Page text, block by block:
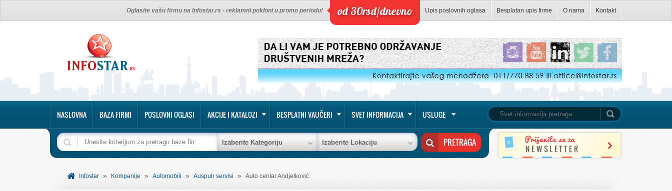
Upis poslovnih oglasa Besplatan upis firme O nama Kontakt
od 30rsd/dnevno
Oglasite vašu firmu na Infostar.rs - reklamni pokloni u promo periodu!
NASLOVNA BAZA FIRMI POSLOVNI OGLASI AKCIJE I KATALOZI BESPLATNI VAUČERI SVET INFORMACIJA USLUGE
Izaberite Kategoriju Izaberite Lokaciju
Infostar » Kompanije » Automobili » Auspuh servisi » Auto centar Andjelković